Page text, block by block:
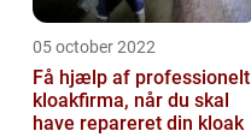
05 october 2022
Få hjælp af professionelt
kloakfirma, når du skal
have repareret din kloak